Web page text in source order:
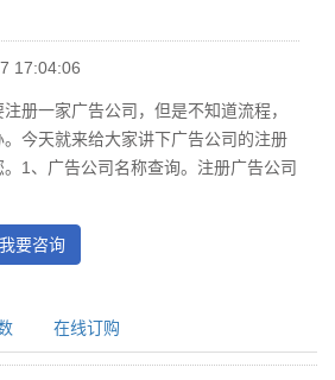
17:04:06
册一家广告公司，但是不知道流程，
今天就来给大家讲下广告公司的注册
1、广告公司名称查询。注册广告公司
我要咨询
在线订购